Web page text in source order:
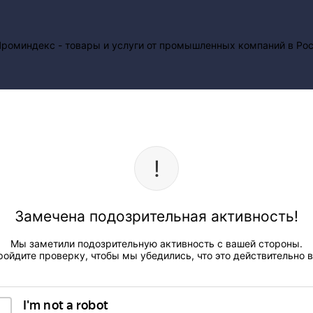
Замечена подозрительная активность!
Мы заметили подозрительную активность с вашей стороны.
проверку, чтобы мы убедились, что это действительно